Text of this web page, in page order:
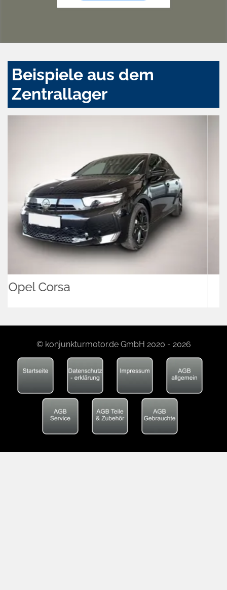
Beispiele aus dem
Zentrallager
Volkswagen Touran
© konjunkturmotor.de GmbH 2020 - 2026